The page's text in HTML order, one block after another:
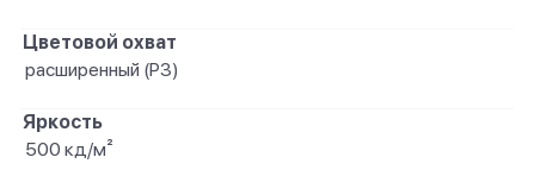
Цветовой охват
расширенный (P3)
Яркость
500 кд/м²